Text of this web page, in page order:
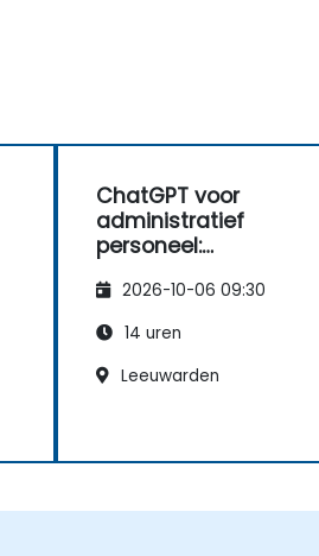
ChatGPT voor
administratief
personeel:
productiviteitsverbeter
ing
2026-10-06 09:30
14 uren
Leeuwarden